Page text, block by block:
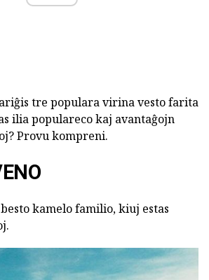
tre populara virina vesto farita
ilia populareco kaj avantaĝojn
Provu kompreni.
kamelo familio, kiuj estas